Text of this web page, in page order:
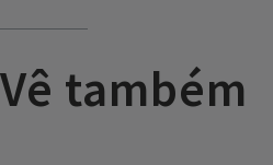
Vê também